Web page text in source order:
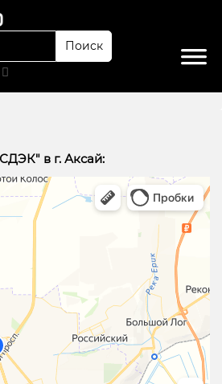
Поиск
в г. Аксай: